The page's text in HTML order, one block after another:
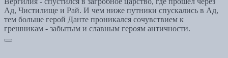
Ад, Чистилище и Рай. И чем ниже путники спускались в Ад,
тем больше герой Данте проникался сочувствием к
грешникам - забытым и славным героям античности.